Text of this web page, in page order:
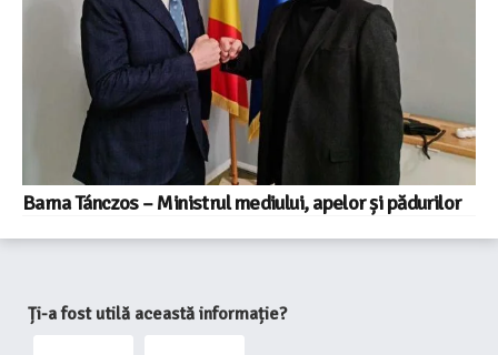
Barna Tánczos – Ministrul mediului, apelor și pădurilor
Ți-a fost utilă această informație?